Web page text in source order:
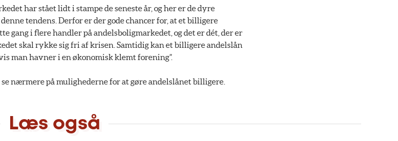
har stået lidt i stampe de seneste år, og her er de dyre
tendens. Derfor er der gode chancer for, at et billigere
gang i flere handler på andelsboligmarkedet, og det er dét, der er
skal rykke sig fri af krisen. Samtidig kan et billigere andelslån
man havner i en økonomisk klemt forening”.
nærmere på mulighederne for at gøre andelslånet billigere.
Læs også